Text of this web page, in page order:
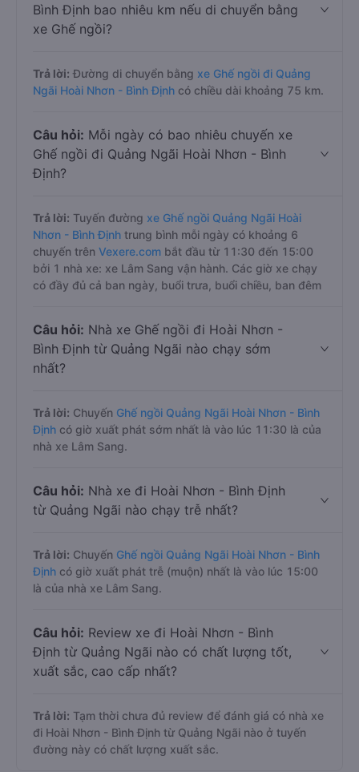
Bình Định bao nhiêu km nếu di chuyển bằng
xe Ghế ngồi?
Trả lời: Đường di chuyển bằng xe Ghế ngồi đi Quảng
Ngãi Hoài Nhơn - Bình Định có chiều dài khoảng 75 km.
Câu hỏi: Mỗi ngày có bao nhiêu chuyến xe
Ghế ngồi đi Quảng Ngãi Hoài Nhơn - Bình
Định?
Trả lời: Tuyến đường xe Ghế ngồi Quảng Ngãi Hoài
Nhơn - Bình Định trung bình mỗi ngày có khoảng 6
chuyến trên Vexere.com bắt đầu từ 11:30 đến 15:00
bởi 1 nhà xe: xe Lâm Sang vận hành. Các giờ xe chạy
có đầy đủ cả ban ngày, buổi trưa, buổi chiều, ban đêm
Câu hỏi: Nhà xe Ghế ngồi đi Hoài Nhơn -
Bình Định từ Quảng Ngãi nào chạy sớm
nhất?
Trả lời: Chuyến Ghế ngồi Quảng Ngãi Hoài Nhơn - Bình
Định có giờ xuất phát sớm nhất là vào lúc 11:30 là của
nhà xe Lâm Sang.
Câu hỏi: Nhà xe đi Hoài Nhơn - Bình Định
từ Quảng Ngãi nào chạy trễ nhất?
Trả lời: Chuyến Ghế ngồi Quảng Ngãi Hoài Nhơn - Bình
Định có giờ xuất phát trễ (muộn) nhất là vào lúc 15:00
là của nhà xe Lâm Sang.
Câu hỏi: Review xe đi Hoài Nhơn - Bình
Định từ Quảng Ngãi nào có chất lượng tốt,
xuất sắc, cao cấp nhất?
Trả lời: Tạm thời chưa đủ review để đánh giá có nhà xe
đi Hoài Nhơn - Bình Định từ Quảng Ngãi nào ở tuyến
đường này có chất lượng xuất sắc.